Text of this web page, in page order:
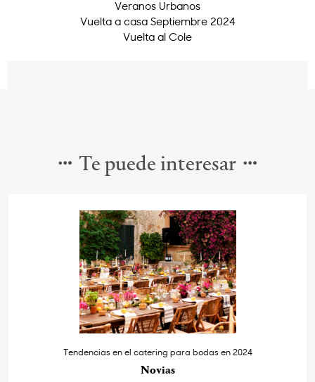
Veranos Urbanos
Vuelta a casa Septiembre 2024
Vuelta al Cole
Te puede interesar
Tendencias en el catering para bodas en 2024
Novias